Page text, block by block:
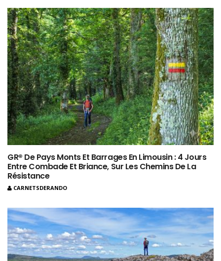
GR® De Pays Monts Et Barrages En Limousin : 4 Jours
Entre Combade Et Briance, Sur Les Chemins De La
Résistance
CARNETSDERANDO